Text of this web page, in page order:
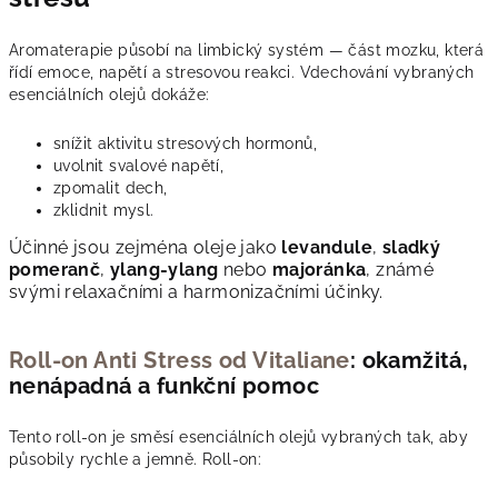
Aromaterapie působí na limbický systém — část mozku, která
řídí emoce, napětí a stresovou reakci. Vdechování vybraných
esenciálních olejů dokáže:
snížit aktivitu stresových hormonů,
uvolnit svalové napětí,
zpomalit dech,
zklidnit mysl.
Účinné jsou zejména oleje jako levandule, sladký
pomeranč,ylang-ylang nebo majoránka, známé
svými relaxačními a harmonizačními účinky.
Roll-on Anti Stress od Vitaliane: okamžitá,
nenápadná a funkční pomoc
Tento roll-on je směsí esenciálních olejů vybraných tak, aby
působily rychle a jemně. Roll-on: